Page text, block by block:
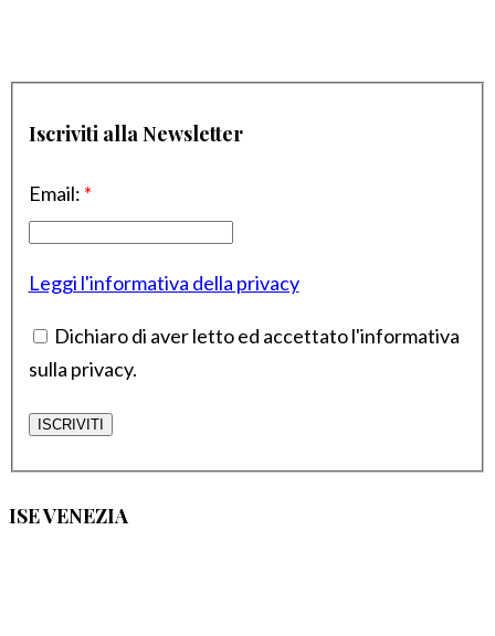
Iscriviti alla Newsletter
Email: *
Leggi l'informativa della privacy
Dichiaro di aver letto ed accettato l'informativa
sulla privacy.
ISE VENEZIA